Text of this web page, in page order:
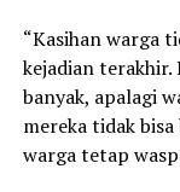
“Kasihan warga
kejadian terakhir.
banyak, apalagi
mereka tidak
warga tetap